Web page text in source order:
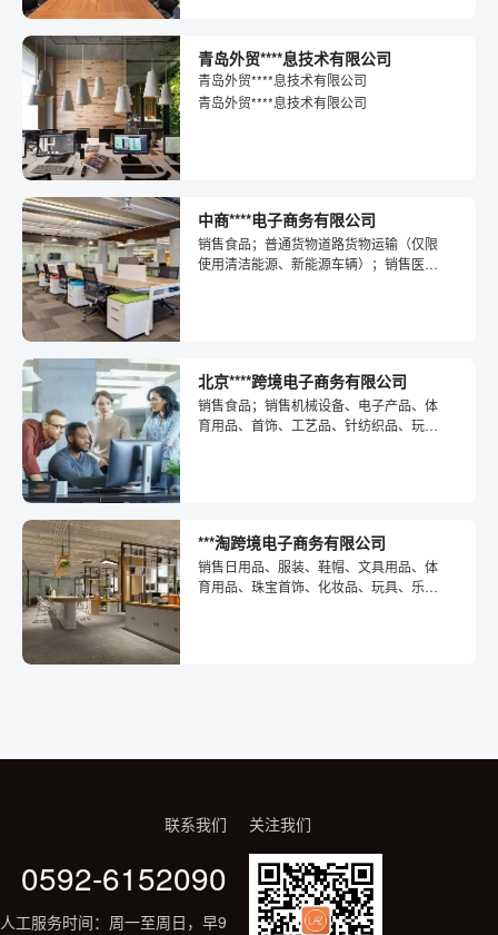
青岛外贸****息技术有限公司
青岛外贸****息技术有限公司
青岛外贸****息技术有限公司
中商****电子商务有限公司
销售食品；普通货物道路货物运输（仅限
使用清洁能源、新能源车辆）；销售医疗
北京****跨境电子商务有限公司
销售食品；销售机械设备、电子产品、体
育用品、首饰、工艺品、针纺织品、玩
***淘跨境电子商务有限公司
销售日用品、服装、鞋帽、文具用品、体
育用品、珠宝首饰、化妆品、玩具、乐
联系我们
0592-6152090
人工服务时间：周一至周日，早9
关注我们